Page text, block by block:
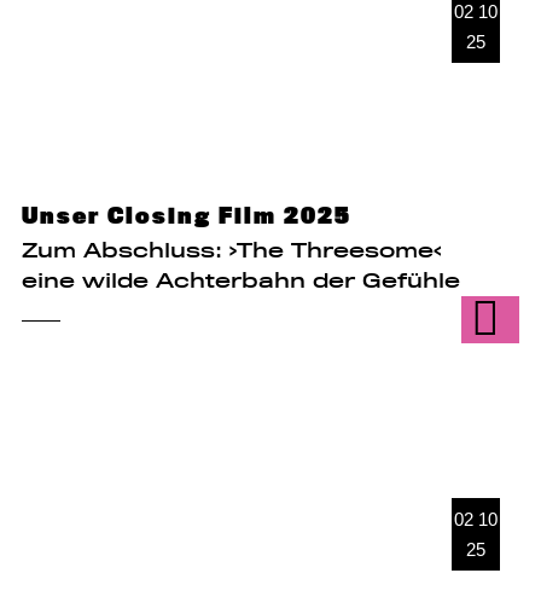
Unser Closing Film 2025
Zum Abschluss: ›The Threesome‹
eine wilde Achterbahn der Gefühle
02 10
25
02 10
25